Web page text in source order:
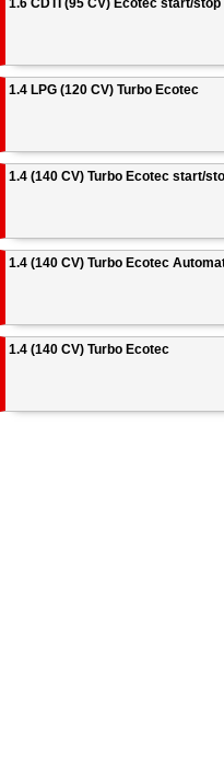
1.4 LPG (120 CV) Turbo Ecotec
1.4 (140 CV) Turbo Ecotec start/
1.4 (140 CV) Turbo Ecotec
1.4 (140 CV) Turbo Ecotec